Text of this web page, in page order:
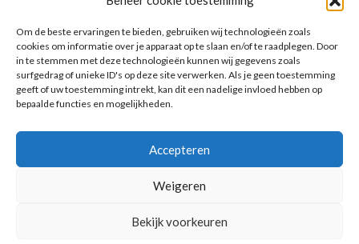
Om de beste ervaringen te bieden, gebruiken wij technologieën zoals
cookies om informatie over je apparaat op te slaan en/of te raadplegen. Door
in te stemmen met deze technologieën kunnen wij gegevens zoals
surfgedrag of unieke ID's op deze site verwerken. Als je geen toestemming
geeft of uw toestemming intrekt, kan dit een nadelige invloed hebben op
bepaalde functies en mogelijkheden.
Accepteren
Weigeren
Bekijk voorkeuren
Netherlands)
+31 (0)619117004
Email:welkom@villaheidetuin.nl
Copyright ©2026 Villa Heidetuin — Alle rechten